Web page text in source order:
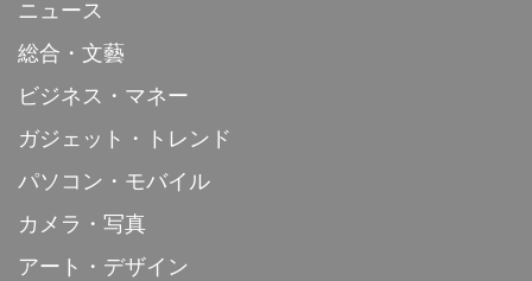
ニュース
総合・文藝
ビジネス・マネー
ガジェット・トレンド
パソコン・モバイル
カメラ・写真
アート・デザイン